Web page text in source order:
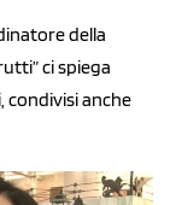
della
ci spiega
condivisi anche